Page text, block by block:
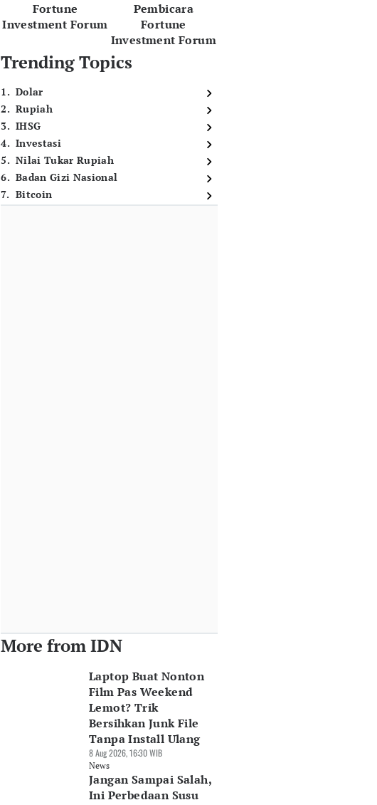
Fortune
Investment Forum
Pembicara
Fortune
Investment Forum
Trending Topics
1. Dolar
2. Rupiah
3. IHSG
4. Investasi
5. Nilai Tukar Rupiah
6. Badan Gizi Nasional
7. Bitcoin
More from IDN
Laptop Buat Nonton
Film Pas Weekend
Lemot? Trik
Bersihkan Junk File
Tanpa Install Ulang
8 Aug 2026, 16:30 WIB
News
Jangan Sampai Salah,
Ini Perbedaan Susu